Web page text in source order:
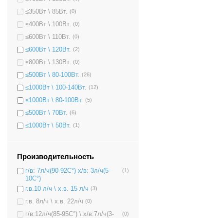
≤350Вт \ 85Вт. (0)
≤400Вт \ 100Вт. (0)
≤600Вт \ 110Вт. (0)
≤600Вт \ 120Вт. (2)
≤800Вт \ 130Вт. (0)
≤500Вт \ 80-100Вт. (26)
≤1000Вт \ 100-140Вт. (12)
≤1000Вт \ 80-100Вт. (5)
≤500Вт \ 70Вт. (6)
≤1000Вт \ 50Вт. (1)
Производительность
г/в: 7л/ч(90-92C°) х/в: 3л/ч(5-
10C°)
(1)
г.в.10 л/ч \ х.в. 15 л/ч (3)
г.в. 8л/ч \ х.в. 22л/ч (0)
г/в:12л/ч(85-95C°) \ х/в:7л/ч(3-
(0)